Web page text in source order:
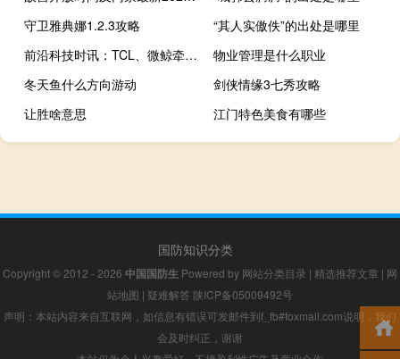
守卫雅典娜1.2.3攻略
“其人实傲佚”的出处是哪里
前沿科技时讯：TCL、微鲸牵手BAT 互联网电视或迎新一轮厮杀
物业管理是什么职业
冬天鱼什么方向游动
剑侠情缘3七秀攻略
让胜啥意思
江门特色美食有哪些
国防知识分类
Copyright © 2012 - 2026 中国国防生 Powered by 网站分类目录 | 精选推荐文章 | 网
站地图 | 疑难解答 陕ICP备05009492号
声明：本站内容来自互联网，如信息有错误可发邮件到f_fb#foxmail.com说明，我们
会及时纠正，谢谢